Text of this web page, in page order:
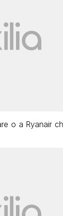
o a Ryanair